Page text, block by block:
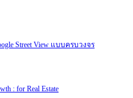
Street View แบบครบวงจร
: for Real Estate